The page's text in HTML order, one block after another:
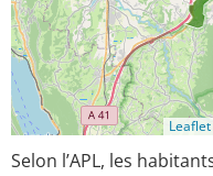
Leaflet
Selon l’APL, les